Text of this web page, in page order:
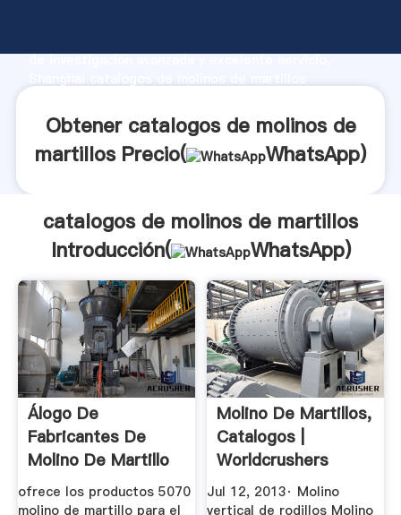
de investigación avanzada y excelente servicio,
clientes.
Obtener catalogos de molinos de
martillos Precio(
WhatsApp)
catalogos de molinos de martillos
Introducción(
WhatsApp)
Álogo De
Fabricantes De
Molino De Martillo
Para El Maíz ...
ofrece los productos 5070
molino de martillo para el
Molino De Martillos,
Catalogos |
Worldcrushers
Jul 12, 2013· Molino
vertical de rodillos Molino